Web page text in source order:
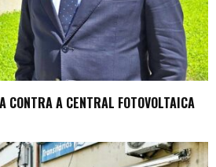
CONTRA A CENTRAL FOTOVOLTAICA